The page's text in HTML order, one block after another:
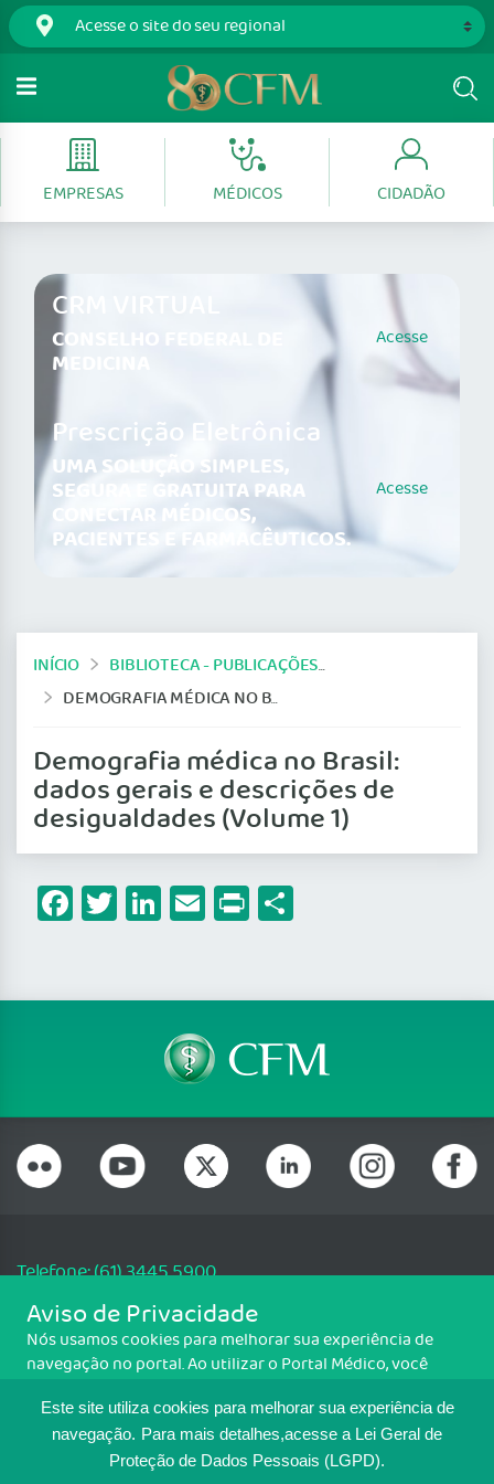
Este site utiliza cookies para melhorar sua experiência de
navegação. Para mais detalhes,acesse a Lei Geral de
Proteção de Dados Pessoais (LGPD).
EMPRESAS MÉDICOS CIDADÃO
CRM VIRTUAL
CONSELHO FEDERAL DE
MEDICINA
Acesse
Prescrição Eletrônica
UMA SOLUÇÃO SIMPLES,
SEGURA E GRATUITA PARA
CONECTAR MÉDICOS,
PACIENTES E FARMACÊUTICOS.
Acesse
INÍCIO
BIBLIOTECA - PUBLICAÇÕES DO CFM
DEMOGRAFIA MÉDICA NO BRASIL: DADOS GERAIS E DESCRIÇÕES DE DESIGUALDADES (VOLUME 1)
Demografia médica no Brasil:
dados gerais e descrições de
desigualdades (Volume 1)
Facebook
Twitter
LinkedIn
Email
Print
Telefone: (61) 3445 5900
Email: cfm@portalmedico.org.br
SGAS 616, Conjunto D, Lote 115, L2 Sul, Brasília/DF - CEP: 70200-760 -
CNPJ: 33.583.550/0001-30
MAPA DO SITE
Aviso de Privacidade
Nós usamos cookies para melhorar sua experiência de
navegação no portal. Ao utilizar o Portal Médico, você
Para ter mais informações sobre como isso é feito, acesse
Política de cookies. Se você concorda, clique em ACEITO.